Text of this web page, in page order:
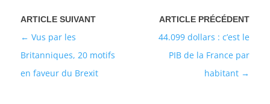
44.099 dollars : c’est le
PIB de la France par
habitant
Vus par les
Britanniques, 20 motifs
en faveur du Brexit